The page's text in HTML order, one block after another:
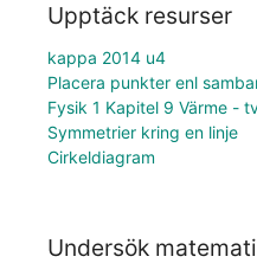
Upptäck resurser
kappa 2014 u4
Placera punkter enl
Fysik 1 Kapitel 9 Värme -
Symmetrier kring en linje
Cirkeldiagram
Undersök